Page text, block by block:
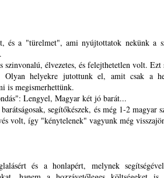
és a "türelmet", ami nyújtottatok nekünk a
szinvonalú, élvezetes, és felejthetetlen volt. Ezt
helyekre jutottunk el, amit csak a
is megismerhettünk.
Lengyel, Magyar két jó barát...
segítőkészek, és még 1-2 magyar
volt, így "kénytelenek" vagyunk még
és a honlapért, melynek